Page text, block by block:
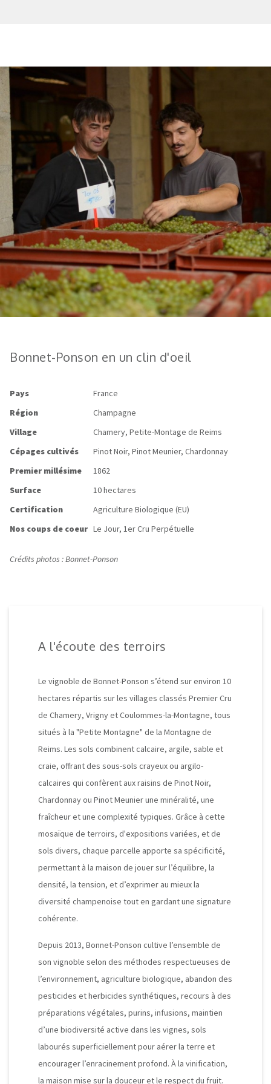
Bonnet-Ponson en un clin d'oeil
Pays
France
Région
Champagne
Village
Chamery, Petite-Montage de Reims
Cépages cultivés
Pinot Noir, Pinot Meunier, Chardonnay
Premier millésime
1862
Surface
10 hectares
Certification
Agriculture Biologique (EU)
Nos coups de coeur Le Jour, 1er Cru Perpétuelle
Crédits photos : Bonnet-Ponson
A l'écoute des terroirs
Le vignoble de Bonnet-Ponson s’étend sur environ 10
hectares répartis sur les villages classés Premier Cru
de Chamery, Vrigny et Coulommes-la-Montagne, tous
situés à la "Petite Montagne" de la Montagne de
Reims. Les sols combinent calcaire, argile, sable et
craie, offrant des sous-sols crayeux ou argilo-
calcaires qui confèrent aux raisins de Pinot Noir,
Chardonnay ou Pinot Meunier une minéralité, une
fraîcheur et une complexité typiques. Grâce à cette
mosaïque de terroirs, d'expositions variées, et de
sols divers, chaque parcelle apporte sa spécificité,
permettant à la maison de jouer sur l’équilibre, la
densité, la tension, et d’exprimer au mieux la
diversité champenoise tout en gardant une signature
cohérente.
Depuis 2013, Bonnet-Ponson cultive l’ensemble de
son vignoble selon des méthodes respectueuses de
l’environnement, agriculture biologique, abandon des
pesticides et herbicides synthétiques, recours à des
préparations végétales, purins, infusions, maintien
d’une biodiversité active dans les vignes, sols
labourés superficiellement pour aérer la terre et
encourager l’enracinement profond. À la vinification,
la maison mise sur la douceur et le respect du fruit.